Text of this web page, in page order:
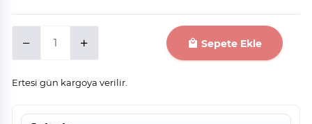
Sepete Ekle
Ertesi gün kargoya verilir.